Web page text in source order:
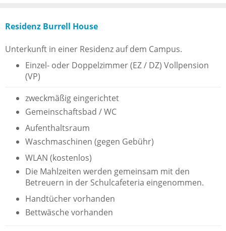
Residenz Burrell House
Unterkunft in einer Residenz auf dem Campus.
Einzel- oder Doppelzimmer (EZ / DZ) Vollpension
(VP)
zweckmäßig eingerichtet
Gemeinschaftsbad / WC
Aufenthaltsraum
Waschmaschinen (gegen Gebühr)
WLAN (kostenlos)
Die Mahlzeiten werden gemeinsam mit den
Betreuern in der Schulcafeteria eingenommen.
Handtücher vorhanden
Bettwäsche vorhanden